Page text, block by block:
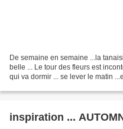
De semaine en semaine ...la
belle ... Le tour des fleurs est
qui va dormir ... se lever le matin
inspiration ...